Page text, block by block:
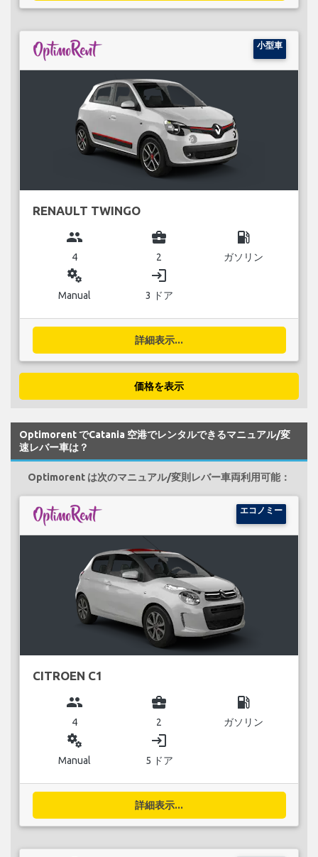
小型車
RENAULT TWINGO
group
4
business_center
2
local_gas_station
ガソリン
miscellaneous_services
Manual
login
3 ドア
詳細表示...
価格を表示
Optimorent でCatania 空港でレンタルできるマニュアル/変
速レバー車は？
Optimorent は次のマニュアル/変則レバー車両利用可能：
エコノミー
CITROEN C1
group
4
business_center
2
local_gas_station
ガソリン
miscellaneous_services
Manual
login
5 ドア
詳細表示...